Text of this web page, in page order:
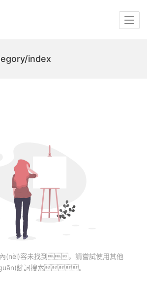
index
(nèi)容未找到，請嘗試使用其他
鍵詞搜索。